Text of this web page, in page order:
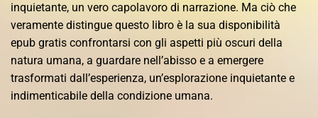
inquietante, un vero capolavoro di narrazione. Ma ciò che
veramente distingue questo libro è la sua disponibilità
epub gratis confrontarsi con gli aspetti più oscuri della
natura umana, a guardare nell’abisso e a emergere
trasformati dall’esperienza, un’esplorazione inquietante e
indimenticabile della condizione umana.